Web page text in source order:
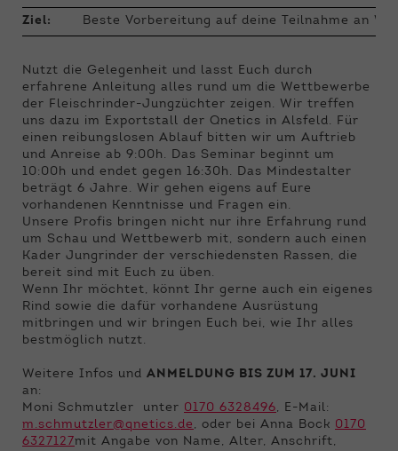
Ziel: Beste Vorbereitung auf deine Teilnahme an
Nutzt die Gelegenheit und lasst Euch durch
erfahrene Anleitung alles rund um die Wettbewerbe
der Fleischrinder-Jungzüchter zeigen. Wir treffen
uns dazu im Exportstall der Qnetics in Alsfeld. Für
einen reibungslosen Ablauf bitten wir um Auftrieb
und Anreise ab 9:00h. Das Seminar beginnt um
10:00h und endet gegen 16:30h. Das Mindestalter
beträgt 6 Jahre. Wir gehen eigens auf Eure
vorhandenen Kenntnisse und Fragen ein.
Unsere Profis bringen nicht nur ihre Erfahrung rund
um Schau und Wettbewerb mit, sondern auch einen
Kader Jungrinder der verschiedensten Rassen, die
bereit sind mit Euch zu üben.
Wenn Ihr möchtet, könnt Ihr gerne auch ein eigenes
Rind sowie die dafür vorhandene Ausrüstung
mitbringen und wir bringen Euch bei, wie Ihr alles
bestmöglich nutzt.
Weitere Infos und ANMELDUNG BIS ZUM 17. JUNI
an:
Moni Schmutzler unter 0170 6328496, E-Mail:
m.schmutzler@qnetics.de , oder bei Anna Bock 0170
6327127mit Angabe von Name, Alter, Anschrift,
Anbieter Qnetics
Laufzeit 1 Jahr
Zweck Cookie Einstellungen speichern
Externe Inhalte
Inhalte, um Ihnen zusätzliche Informationen
anzubieten.